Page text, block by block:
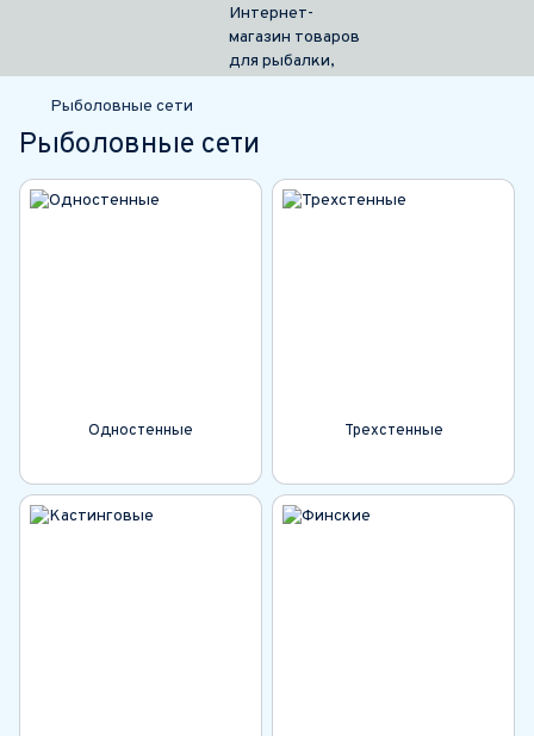
Рыболовные сети
Рыболовные сети
Одностенные Трехстенные